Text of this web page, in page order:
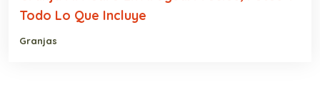
Todo Lo Que Incluye
Granjas